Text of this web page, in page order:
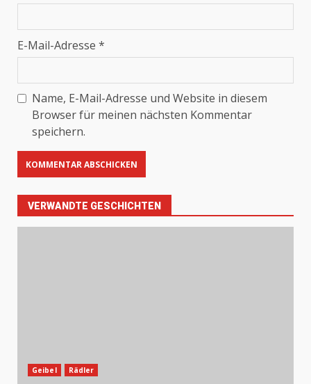
E-Mail-Adresse *
Name, E-Mail-Adresse und Website in diesem
Browser für meinen nächsten Kommentar
speichern.
VERWANDTE GESCHICHTEN
Geibel Rädler